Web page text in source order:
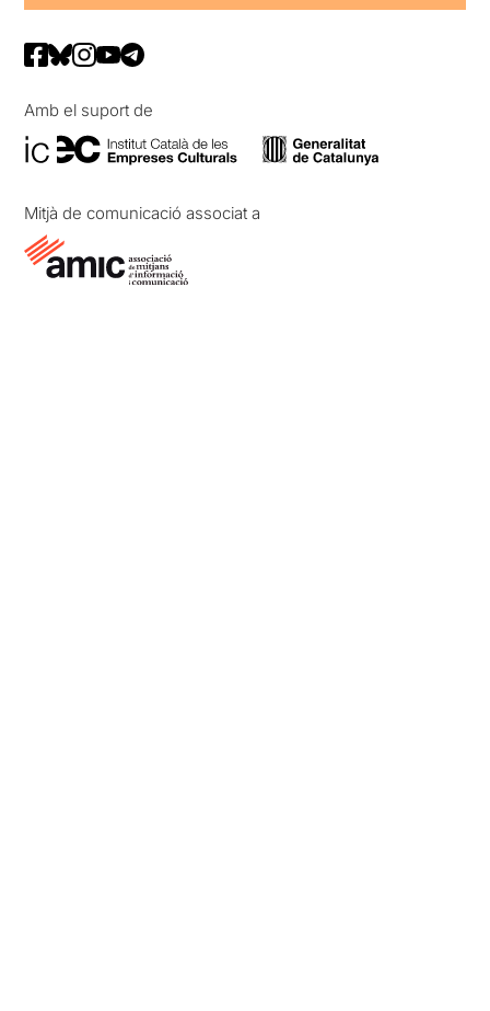
Amb el suport de
Mitjà de comunicació associat a